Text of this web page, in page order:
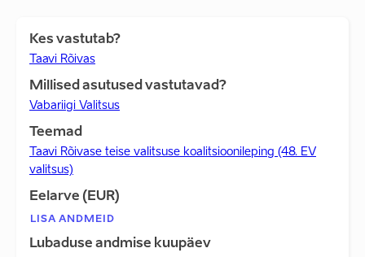
Kes vastutab?
Taavi Rõivas
Millised asutused vastutavad?
Vabariigi Valitsus
Teemad
Taavi Rõivase teise valitsuse koalitsioonileping (48. EV
valitsus)
Eelarve (EUR)
LISA ANDMEID
Lubaduse andmise kuupäev